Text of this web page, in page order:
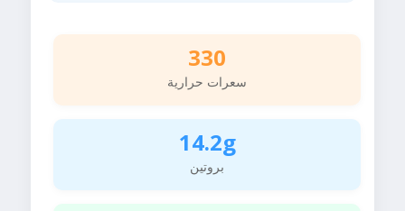
330
سعرات حرارية
14.2g
بروتين